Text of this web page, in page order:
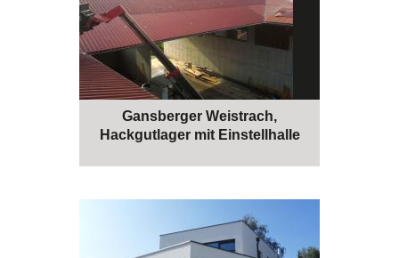
Gansberger Weistrach,
Hackgutlager mit Einstellhalle